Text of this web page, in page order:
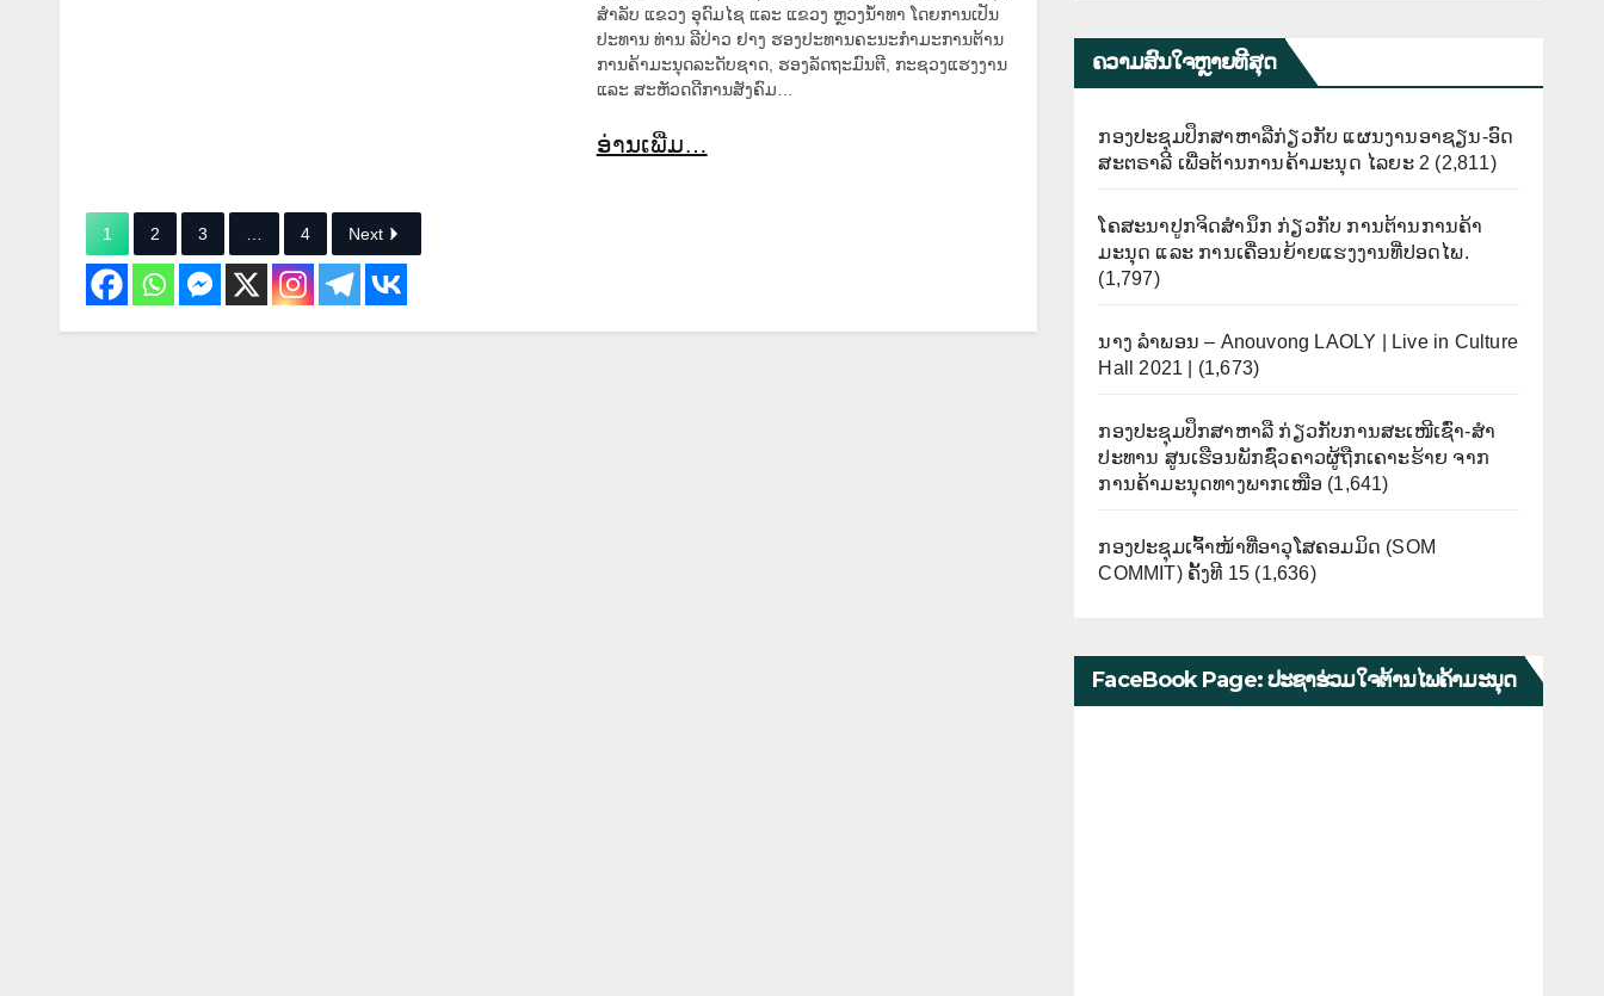
ສຳລັບ ແຂວງ ອຸດົມໄຊ ແລະ ແຂວງ ຫຼວງນໍ້າທາ ໂດຍການເປັນ
ປະທານ ທ່ານ ລີປ່າວ ຢາງ ຮອງປະທານຄະນະກຳມະການຕ້ານ
ການຄ້າມະນຸດລະດັບຊາດ, ຮອງລັດຖະມົນຕີ, ກະຊວງແຮງງານ
ແລະ ສະຫັວດດີການສັງຄົມ…
ອ່ານເພີ່ມ…
1 2 3 4 Next
ຄວາມສົນໃຈຫຼາຍທີີສຸດ
ກອງປະຊຸມປຶກສາຫາລືກ່ຽວກັບ ແຜນງານອາຊຽນ-ອົດ
ສະຕຣາລີ ເພື່ອຕ້ານການຄ້າມະນຸດ ໄລຍະ 2 (2,811)
ໂຄສະນາປູກຈິດສຳນຶກ ກ່ຽວກັບ ການຕ້ານການຄ້າ
ມະນຸດ ແລະ ການເຄື່ອນຍ້າຍແຮງງານທີ່ປອດໄພ.
(1,797)
ນາງ ລຳພອນ – Anouvong LAOLY | Live in Culture
Hall 2021 |
(1,673)
ກອງປະຊຸມປຶກສາຫາລື ກ່ຽວກັບການສະເໜີເຊົ່າ-ສໍາ
ປະທານ ສູນເຮືອນພັກຊົ່ວຄາວຜູ້ຖືກເຄາະຮ້າຍ ຈາກ
ການຄ້າມະນຸດທາງພາກເໜືອ (1,641)
ກອງປະຊຸມເຈົ້າໜ້າທີ່ອາວຸໂສຄອມມິດ (SOM
COMMIT) ຄັ້ງທີ 15 (1,636)
FaceBook Page: ປະຊາຮ່ວມໃຈຕ້ານໄພຄ້າມະນຸດ